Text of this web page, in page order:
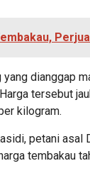
dianggap
tersebut
kilogram.
petani asal
tembakau